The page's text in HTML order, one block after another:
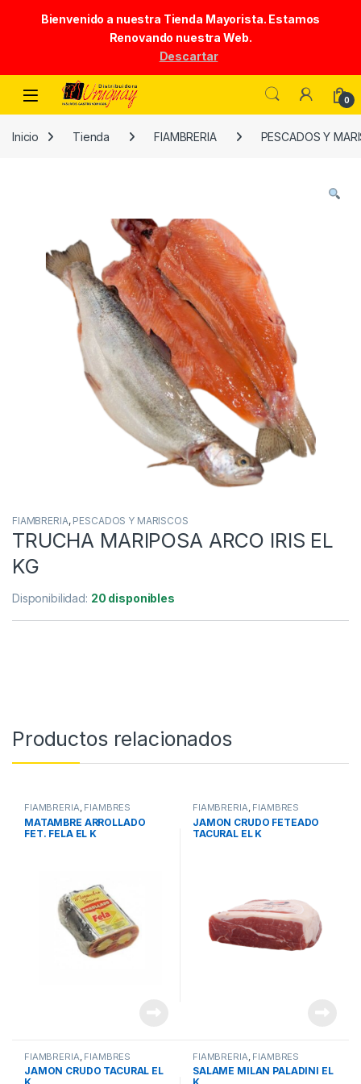
Bienvenido a nuestra Tienda Mayorista. Estamos
Renovando nuestra Web.
Descartar
Skip to navigation
Skip to content
0
Inicio Tienda FIAMBRERIA PESCADOS Y
FIAMBRERIA, PESCADOS Y MARISCOS
TRUCHA MARIPOSA ARCO IRIS EL
KG
Disponibilidad: 20 disponibles
Productos relacionados
FIAMBRERIA, FIAMBRES
MATAMBRE ARROLLADO
FET. FELA EL K
FIAMBRERIA, FIAMBRES
JAMON CRUDO FETEADO
TACURAL EL K
FIAMBRERIA FIAMBRES
JAMON CRUDO TACURAL EL
FIAMBRERIA FIAMBRES
SALAME MILAN PALADINI EL